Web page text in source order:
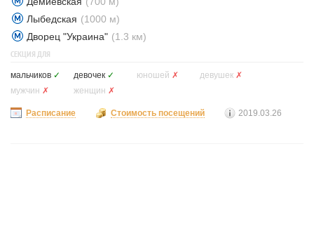
Лыбедская (1000 м)
Дворец "Украина" (1.3 км)
СЕКЦИЯ ДЛЯ
мальчиков ✓ девочек ✓ юношей ✗ девушек ✗
мужчин ✗ женщин ✗
Расписание Стоимость посещений 2019.03.26